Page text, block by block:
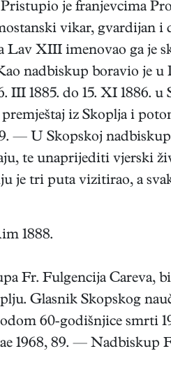
je franjevcima
vikar, gvardijan i
Lav XIII imenovao ga je
nadbiskup boravio je
III 1885. do 15. XI 1886. u
iz Skoplja i
— U Skopskoj
te unaprijediti vjerski
je tri puta vizitirao, a
1888.
Fr. Fulgencija Careva,
Glasnik Skopskog
60-godišnjice smrti
1968, 89. — Nadbiskup